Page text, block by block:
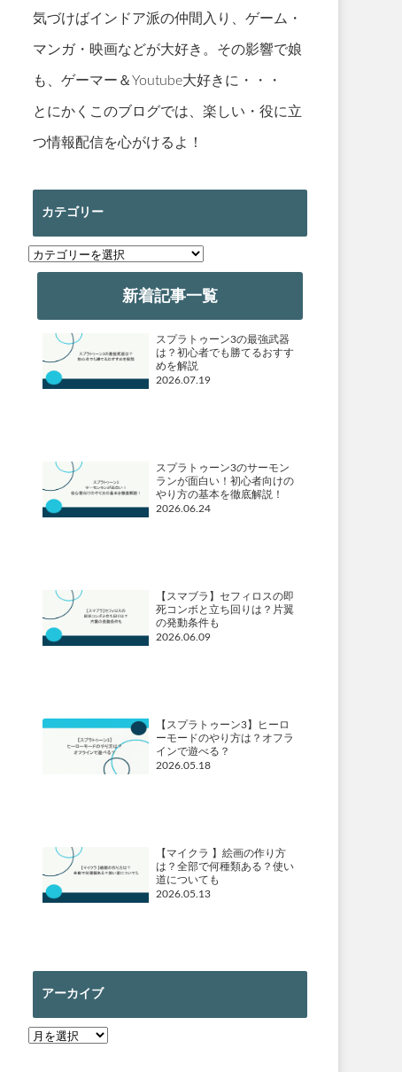
気づけばインドア派の仲間入り、ゲーム・
マンガ・映画などが大好き。その影響で娘
も、ゲーマー＆Youtube大好きに・・・
とにかくこのブログでは、楽しい・役に立
つ情報配信を心がけるよ！
カテゴリー
カ
テ
新着記事一覧
スプラトゥーン3の最強武器
は？初心者でも勝てるおすす
めを解説
2026.07.19
スプラトゥーン3のサーモン
ランが面白い！初心者向けの
やり方の基本を徹底解説！
2026.06.24
【スマブラ】セフィロスの即
死コンボと立ち回りは？片翼
の発動条件も
2026.06.09
【スプラトゥーン3】ヒーロ
ーモードのやり方は？オフラ
インで遊べる？
2026.05.18
【マイクラ 】絵画の作り方
は？全部で何種類ある？使い
道についても
2026.05.13
アーカイブ
ア